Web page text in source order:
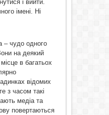
і вийти.
імені. Ні
– чудо одного
на деякий
в багатьох
відомих
з часом такі
медіа та
повертаються